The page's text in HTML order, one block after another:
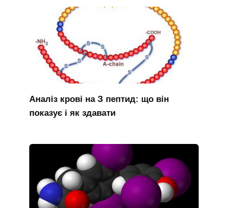
Аналіз крові на З пептид: що він
показує і як здавати